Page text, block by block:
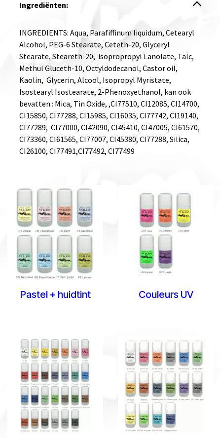
Ingrediënten:
INGREDIENTS: Aqua, Parafiffinum liquidum, Cetearyl
Alcohol, PEG-6 Stearate, Ceteth-20, Glyceryl
Stearate, Steareth-20, isopropropyl Lanolate, Talc,
Methul Gluceth-10, Octyldodecanol, Castor oil,
Kaolin, Glycerin, Alcool, Isopropyl Myristate,
Isostearyl Isostearate, 2-Phenoxyethanol, kan ook
bevatten : Mica, Tin Oxide, ,CI77510, CI12085, CI14700,
CI15850, CI77288, CI15985, CI16035, CI77742, CI19140,
CI77289, CI77000, CI42090, CI45410, CI47005, CI61570,
CI73360, CI61565, CI77007, CI45380, CI77288, Silica,
CI26100, CI77491,CI77492, CI77499
Pastel + huidtint Couleurs UV